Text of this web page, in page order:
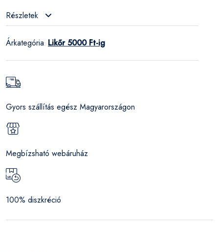
Részletek
Árkategória: Likőr 5000 Ft-ig
Gyors szállítás egész Magyarországon
Megbízsható webáruház
100% diszkréció